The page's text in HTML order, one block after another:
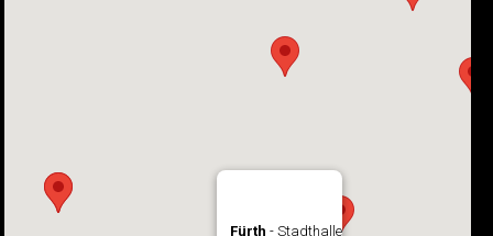
Fürth - Stadthalle